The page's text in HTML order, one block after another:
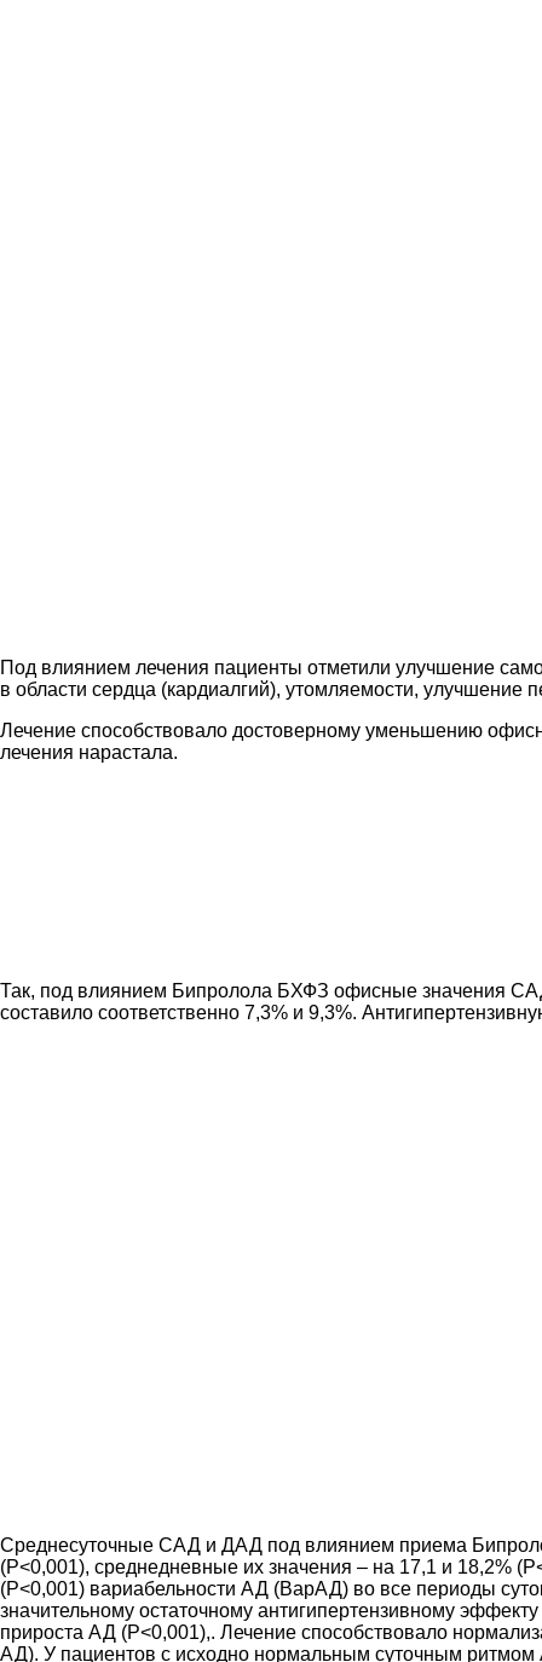
Под влиянием лечения пациенты отметили улучшение
в области сердца (кардиалгий), утомляемости, улучшение
Лечение способствовало достоверному уменьшению
лечения нарастала.
Так, под влиянием Бипролола БХФЗ офисные значения
составило соответственно 7,3% и 9,3%.
Среднесуточные САД и ДАД под влиянием приема
(Р<0,001), среднедневные их значения – на 17,1 и 18,2%
(Р<0,001) вариабельности АД (ВарАД) во все периоды
значительному остаточному антигипертензивному
прироста АД (Р<0,001),. Лечение способствовало
АД). У пациентов с исходно нормальным суточным